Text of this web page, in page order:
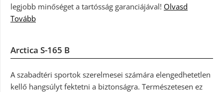
legjobb minőséget a tartósság garanciájával! Olvasd
Tovább
Arctica S-165 B
A szabadtéri sportok szerelmesei számára elengedhetetlen
kellő hangsúlyt fektetni a biztonságra. Természetesen ez